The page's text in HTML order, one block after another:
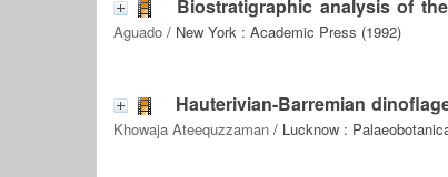
Biostratigraphic analysis of
Aguado / New York : Academic Press (1992)
Hauterivian-Barremian
Khowaja Ateequzzaman / Lucknow :